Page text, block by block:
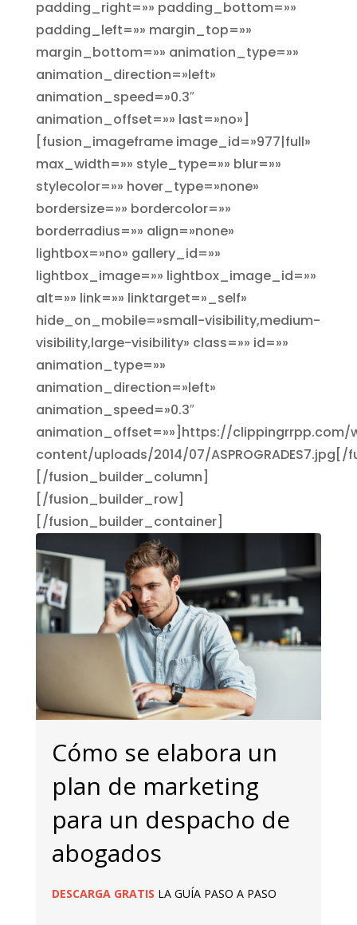
padding_right=»» padding_bottom=»»
padding_left=»» margin_top=»»
margin_bottom=»» animation_type=»»
animation_direction=»left»
animation_speed=»0.3″
animation_offset=»» last=»no»]
[fusion_imageframe image_id=»977|full»
max_width=»» style_type=»» blur=»»
stylecolor=»» hover_type=»none»
bordersize=»» bordercolor=»»
borderradius=»» align=»none»
lightbox=»no» gallery_id=»»
lightbox_image=»» lightbox_image_id=»»
alt=»» link=»» linktarget=»_self»
hide_on_mobile=»small-visibility,medium-
visibility,large-visibility» class=»» id=»»
animation_type=»»
animation_direction=»left»
animation_speed=»0.3″
animation_offset=»»]https://clippingrrpp.com/
content/uploads/2014/07/
[/fusion_builder_column]
[/fusion_builder_row]
[/fusion_builder_container]
Cómo se elabora un
plan de marketing
para un despacho de
abogados
DESCARGA GRATIS LA GUÍA PASO A PASO